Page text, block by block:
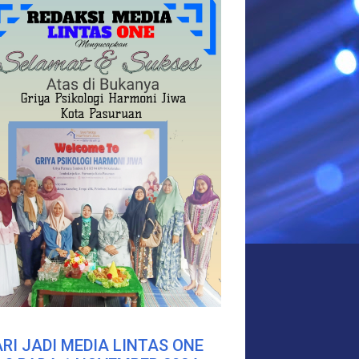
JADI MEDIA LINTAS ONE